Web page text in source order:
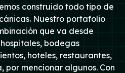
construido todo tipo de
Nuestro portafolio
que va desde
bodegas
hoteles, restaurantes,
por mencionar algunos. Con